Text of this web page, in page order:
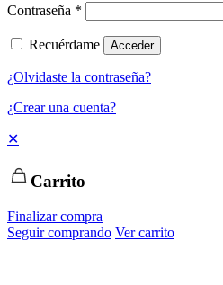
Contraseña *
Recuérdame Acceder
¿Olvidaste la contraseña?
¿Crear una cuenta?
✕
Carrito
Finalizar compra
Seguir comprando Ver carrito